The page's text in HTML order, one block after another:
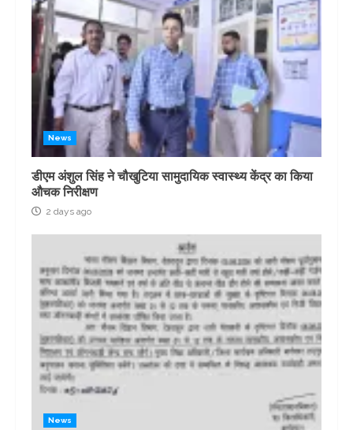
News
डीएम अंशुल सिंह ने चौखुटिया सामुदायिक स्वास्थ्य केंद्र का किया
औचक निरीक्षण
2 days ago
News